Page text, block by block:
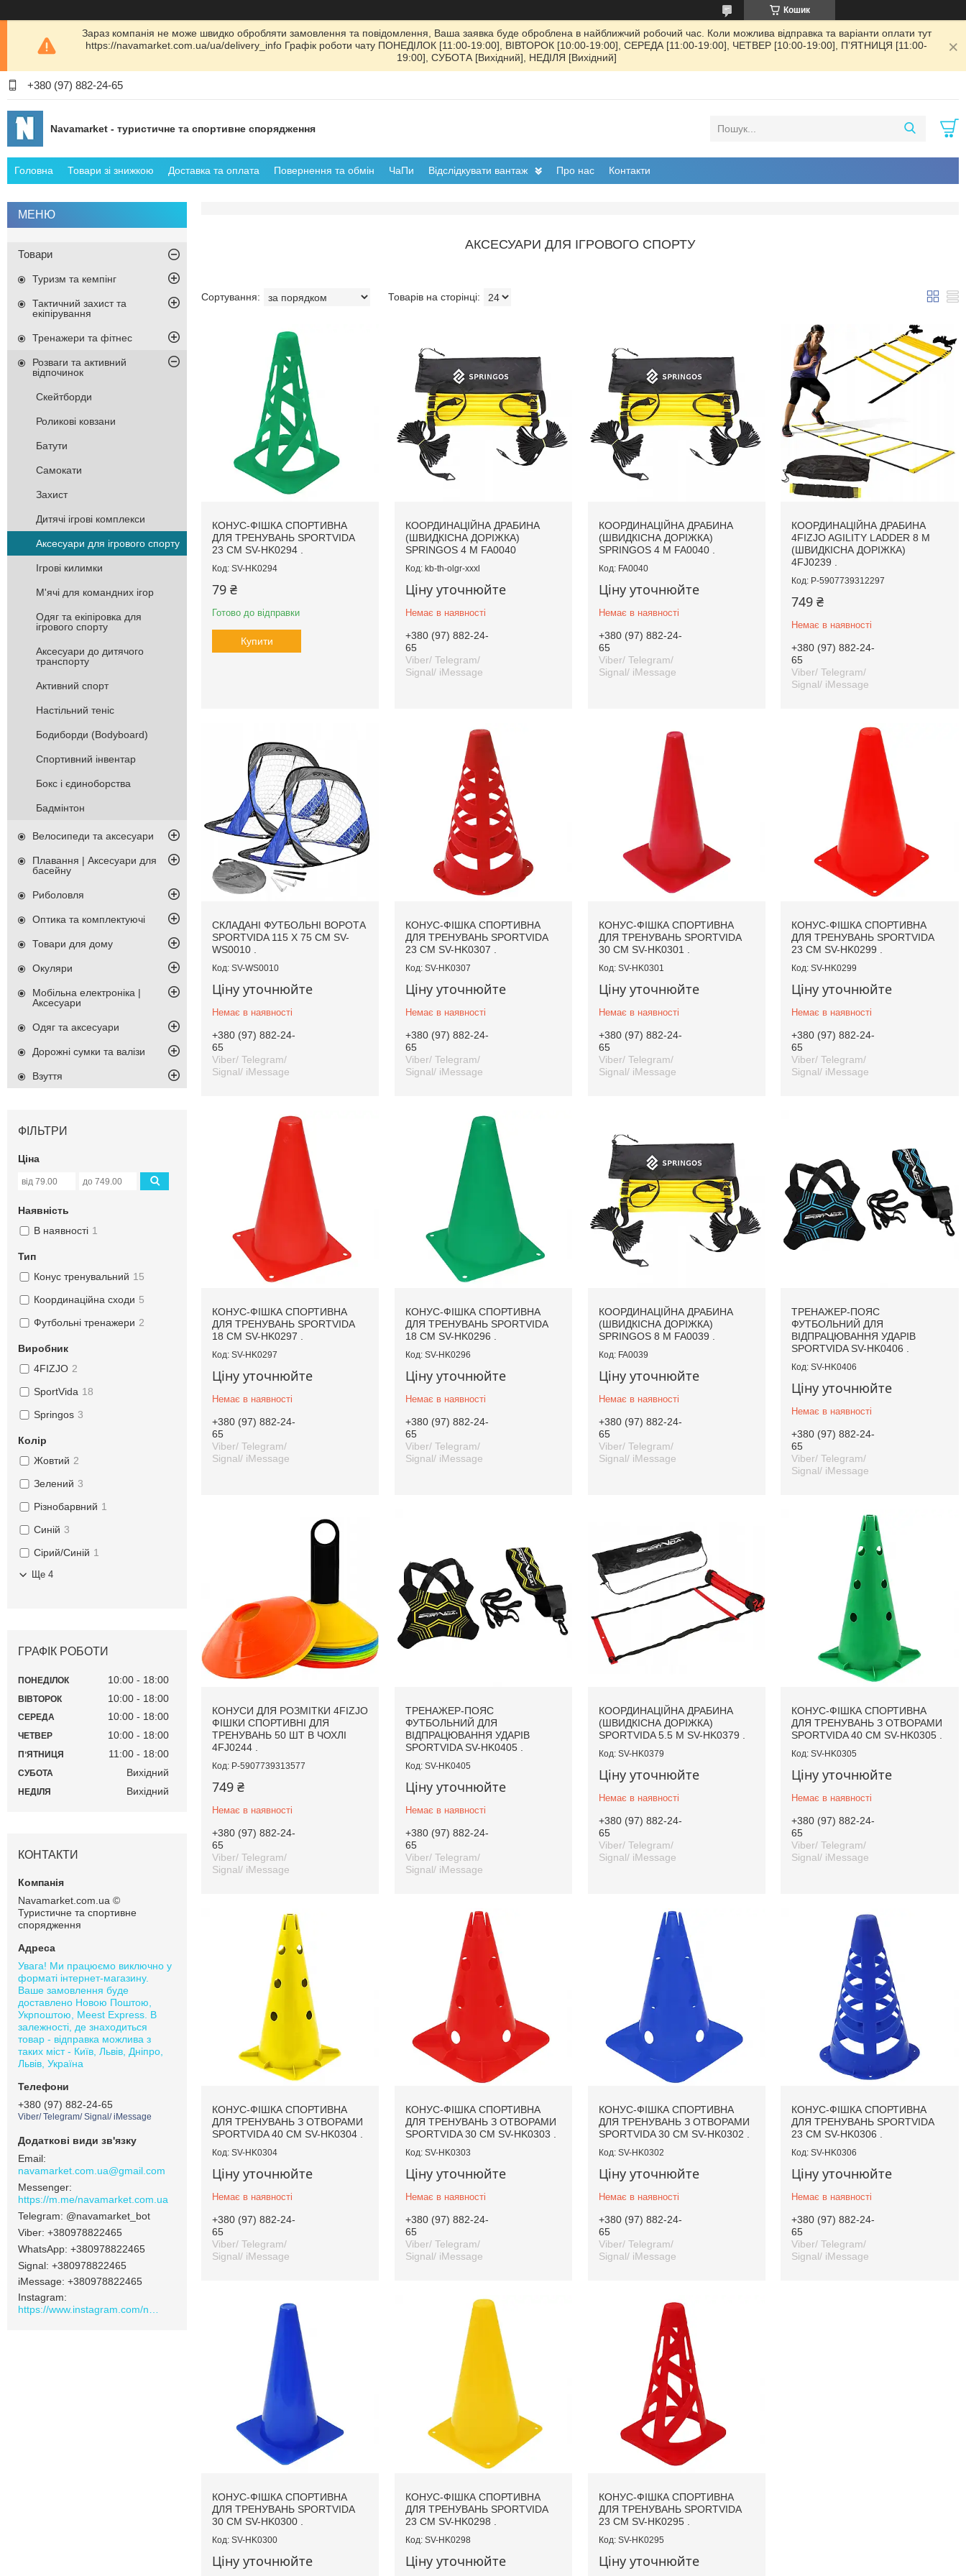
Кошик
Зараз компанія не може швидко обробляти замовлення та повідомлення, Ваша заявка буде оброблена в найближчий робочий час. Коли можлива відправка та варіанти оплати тут
https://navamarket.com.ua/ua/delivery_info Графік роботи чату ПОНЕДІЛОК [11:00-19:00], ВІВТОРОК [10:00-19:00], СЕРЕДА [11:00-19:00], ЧЕТВЕР [10:00-19:00], ПʼЯТНИЦЯ [11:00-
19:00], СУБОТА [Вихідний], НЕДІЛЯ [Вихідний]
+380 (97) 882-24-65
Navamarket - туристичне та спортивне спорядження
Головна Товари зі знижкою Доставка та оплата Повернення та обмін ЧаПи Відслідкувати вантаж Про нас Контакти
АКСЕСУАРИ ДЛЯ ІГРОВОГО СПОРТУ
КОНУС-ФІШКА СПОРТИВНА
ДЛЯ ТРЕНУВАНЬ SPORTVIDA
23 СМ SV-HK0294 .
SV-HK0294
79 ₴
Готово до відправки
Купити
КООРДИНАЦІЙНА ДРАБИНА
(ШВИДКІСНА ДОРІЖКА)
SPRINGOS 4 М FA0040
kb-th-olgr-xxxl
Ціну уточнюйте
Немає в наявності
+380 (97) 882-24-
65
Viber/ Telegram/
Signal/ iMessage
КООРДИНАЦІЙНА ДРАБИНА
(ШВИДКІСНА ДОРІЖКА)
SPRINGOS 4 М FA0040 .
FA0040
Ціну уточнюйте
Немає в наявності
+380 (97) 882-24-
65
Viber/ Telegram/
Signal/ iMessage
КООРДИНАЦІЙНА ДРАБИНА
4FIZJO AGILITY LADDER 8 М
(ШВИДКІСНА ДОРІЖКА)
4FJ0239 .
P-5907739312297
749 ₴
Немає в наявності
+380 (97) 882-24-
65
Viber/ Telegram/
Signal/ iMessage
СКЛАДАНІ ФУТБОЛЬНІ ВОРОТА
SPORTVIDA 115 X 75 СМ SV-
WS0010 .
SV-WS0010
Ціну уточнюйте
Немає в наявності
+380 (97) 882-24-
65
Viber/ Telegram/
Signal/ iMessage
КОНУС-ФІШКА СПОРТИВНА
ДЛЯ ТРЕНУВАНЬ SPORTVIDA
23 СМ SV-HK0307 .
SV-HK0307
Ціну уточнюйте
Немає в наявності
+380 (97) 882-24-
65
Viber/ Telegram/
Signal/ iMessage
КОНУС-ФІШКА СПОРТИВНА
ДЛЯ ТРЕНУВАНЬ SPORTVIDA
30 СМ SV-HK0301 .
SV-HK0301
Ціну уточнюйте
Немає в наявності
+380 (97) 882-24-
65
Viber/ Telegram/
Signal/ iMessage
КОНУС-ФІШКА СПОРТИВНА
ДЛЯ ТРЕНУВАНЬ SPORTVIDA
23 СМ SV-HK0299 .
SV-HK0299
Ціну уточнюйте
Немає в наявності
+380 (97) 882-24-
65
Viber/ Telegram/
Signal/ iMessage
КОНУС-ФІШКА СПОРТИВНА
ДЛЯ ТРЕНУВАНЬ SPORTVIDA
18 СМ SV-HK0297 .
SV-HK0297
Ціну уточнюйте
Немає в наявності
+380 (97) 882-24-
65
Viber/ Telegram/
Signal/ iMessage
КОНУС-ФІШКА СПОРТИВНА
ДЛЯ ТРЕНУВАНЬ SPORTVIDA
18 СМ SV-HK0296 .
SV-HK0296
Ціну уточнюйте
Немає в наявності
+380 (97) 882-24-
65
Viber/ Telegram/
Signal/ iMessage
КООРДИНАЦІЙНА ДРАБИНА
(ШВИДКІСНА ДОРІЖКА)
SPRINGOS 8 М FA0039 .
FA0039
Ціну уточнюйте
Немає в наявності
+380 (97) 882-24-
65
Viber/ Telegram/
Signal/ iMessage
ТРЕНАЖЕР-ПОЯС
ФУТБОЛЬНИЙ ДЛЯ
ВІДПРАЦЮВАННЯ УДАРІВ
SPORTVIDA SV-HK0406 .
SV-HK0406
Ціну уточнюйте
Немає в наявності
+380 (97) 882-24-
65
Viber/ Telegram/
Signal/ iMessage
КОНУСИ ДЛЯ РОЗМІТКИ 4FIZJO
ФІШКИ СПОРТИВНІ ДЛЯ
ТРЕНУВАНЬ 50 ШТ В ЧОХЛІ
4FJ0244 .
P-5907739313577
749 ₴
Немає в наявності
+380 (97) 882-24-
65
Viber/ Telegram/
Signal/ iMessage
ТРЕНАЖЕР-ПОЯС
ФУТБОЛЬНИЙ ДЛЯ
ВІДПРАЦЮВАННЯ УДАРІВ
SPORTVIDA SV-HK0405 .
SV-HK0405
Ціну уточнюйте
Немає в наявності
+380 (97) 882-24-
65
Viber/ Telegram/
Signal/ iMessage
КООРДИНАЦІЙНА ДРАБИНА
(ШВИДКІСНА ДОРІЖКА)
SPORTVIDA 5.5 М SV-HK0379 .
SV-HK0379
Ціну уточнюйте
Немає в наявності
+380 (97) 882-24-
65
Viber/ Telegram/
Signal/ iMessage
КОНУС-ФІШКА СПОРТИВНА
ДЛЯ ТРЕНУВАНЬ З ОТВОРАМИ
SPORTVIDA 40 СМ SV-HK0305 .
SV-HK0305
Ціну уточнюйте
Немає в наявності
+380 (97) 882-24-
65
Viber/ Telegram/
Signal/ iMessage
КОНУС-ФІШКА СПОРТИВНА
ДЛЯ ТРЕНУВАНЬ З ОТВОРАМИ
SPORTVIDA 40 СМ SV-HK0304 .
SV-HK0304
Ціну уточнюйте
Немає в наявності
+380 (97) 882-24-
65
Viber/ Telegram/
Signal/ iMessage
КОНУС-ФІШКА СПОРТИВНА
ДЛЯ ТРЕНУВАНЬ З ОТВОРАМИ
SPORTVIDA 30 СМ SV-HK0303 .
SV-HK0303
Ціну уточнюйте
Немає в наявності
+380 (97) 882-24-
65
Viber/ Telegram/
Signal/ iMessage
КОНУС-ФІШКА СПОРТИВНА
ДЛЯ ТРЕНУВАНЬ З ОТВОРАМИ
SPORTVIDA 30 СМ SV-HK0302 .
SV-HK0302
Ціну уточнюйте
Немає в наявності
+380 (97) 882-24-
65
Viber/ Telegram/
Signal/ iMessage
КОНУС-ФІШКА СПОРТИВНА
ДЛЯ ТРЕНУВАНЬ SPORTVIDA
23 СМ SV-HK0306 .
SV-HK0306
Ціну уточнюйте
Немає в наявності
+380 (97) 882-24-
65
Viber/ Telegram/
Signal/ iMessage
КОНУС-ФІШКА СПОРТИВНА
ДЛЯ ТРЕНУВАНЬ SPORTVIDA
30 СМ SV-HK0300 .
SV-HK0300
Ціну уточнюйте
КОНУС-ФІШКА СПОРТИВНА
ДЛЯ ТРЕНУВАНЬ SPORTVIDA
23 СМ SV-HK0298 .
SV-HK0298
Ціну уточнюйте
КОНУС-ФІШКА СПОРТИВНА
ДЛЯ ТРЕНУВАНЬ SPORTVIDA
23 СМ SV-HK0295 .
SV-HK0295
Ціну уточнюйте
Товари
Туризм та кемпінг
Тактичний захист та
екіпірування
Тренажери та фітнес
Розваги та активний
відпочинок
Скейтборди
Роликові ковзани
Батути
Самокати
Захист
Дитячі ігрові комплекси
Аксесуари для ігрового спорту
Ігрові килимки
М'ячі для командних ігор
Одяг та екіпіровка для
ігрового спорту
Аксесуари до дитячого
транспорту
Активний спорт
Настільний теніс
Бодиборди (Bodyboard)
Спортивний інвентар
Бокс і єдиноборства
Бадмінтон
Велосипеди та аксесуари
Плавання | Аксесуари для
басейну
Риболовля
Оптика та комплектуючі
Товари для дому
Окуляри
Мобільна електроніка |
Аксесуари
Одяг та аксесуари
Дорожні сумки та валізи
Взуття
ФІЛЬТРИ
Ціна
Наявність
В наявності 1
Тип
Конус тренувальний 15
Координаційна сходи 5
Футбольні тренажери 2
Виробник
4FIZJO 2
SportVida 18
Springos 3
Колір
Жовтий 2
Зелений 3
Різнобарвний 1
Синій 3
Сірий/Синій 1
Ще 4
ГРАФІК РОБОТИ
ПОНЕДІЛОК 10:00 18:00
ВІВТОРОК 10:00 18:00
СЕРЕДА 10:00 18:00
ЧЕТВЕР 10:00 18:00
ПʼЯТНИЦЯ 11:00 18:00
СУБОТА Вихідний
НЕДІЛЯ Вихідний
КОНТАКТИ
Navamarket.com.ua ©
Туристичне та спортивне
спорядження
Увага! Ми працюємо виключно у
форматі інтернет-магазину.
Ваше замовлення буде
доставлено Новою Поштою,
Укрпоштою, Meest Express. В
залежності, де знаходиться
товар - відправка можлива з
таких міст - Київ, Львів, Дніпро,
Львів, Україна
+380 (97) 882-24-65
Viber/ Telegram/ Signal/ iMessage
navamarket.com.ua@gmail.com
https://m.me/navamarket.com.ua
@navamarket_bot
+380978822465
+380978822465
Signal +380978822465
iMessage +380978822465
Instagram